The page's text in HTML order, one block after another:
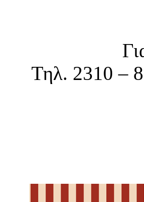
Τηλ. 2310 –